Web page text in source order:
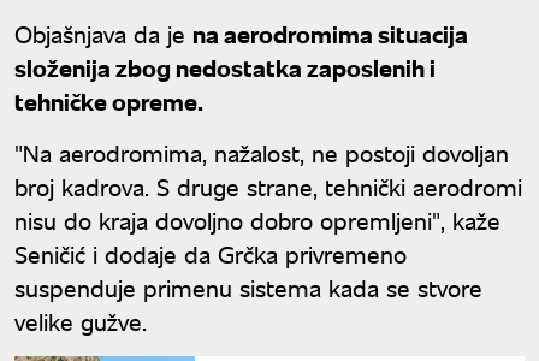
Objašnjava da je na aerodromima situacija
složenija zbog nedostatka zaposlenih i
tehničke opreme.
"Na aerodromima, nažalost, ne postoji dovoljan
broj kadrova. S druge strane, tehnički aerodromi
nisu do kraja dovoljno dobro opremljeni", kaže
Seničić i dodaje da Grčka privremeno
suspenduje primenu sistema kada se stvore
velike gužve.